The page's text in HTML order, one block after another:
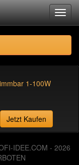
1-100W
Jetzt Kaufen
IDEE.COM - 2026